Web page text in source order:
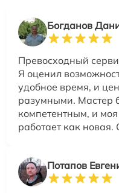
Богданов
Превосходный
Я оценил
удобное время, и
разумными. Мастер
компетентным, и
работает как
Потапов